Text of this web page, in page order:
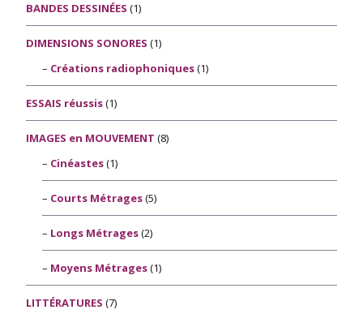
BANDES DESSINÉES (1)
DIMENSIONS SONORES (1)
Créations radiophoniques(1)
ESSAIS réussis(1)
IMAGES en MOUVEMENT (8)
Cinéastes(1)
Courts Métrages(5)
Longs Métrages(2)
Moyens Métrages(1)
LITTÉRATURES (7)